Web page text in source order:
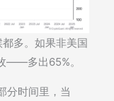
多。如果非美国
——多出65%。
分时间里，当